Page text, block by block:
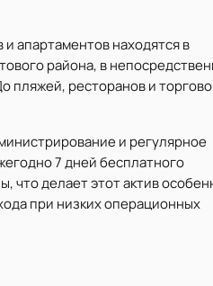
апартаментов находятся в
района, в
пляжей, ресторанов и
и регулярное
7 дней бесплатного
что делает этот актив
при низких операционных